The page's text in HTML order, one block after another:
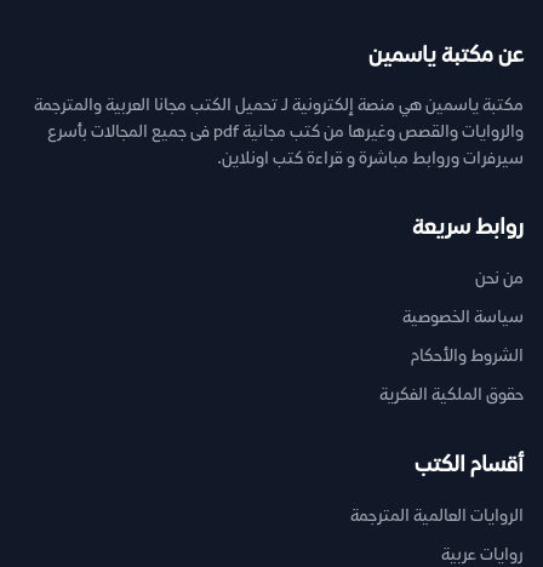
عن مكتبة ياسمين
مكتبة ياسمين هي منصة إلكترونية لـ تحميل الكتب مجانا العربية والمترجمة
والروايات والقصص وغيرها من كتب مجانية pdf فى جميع المجالات بأسرع
سيرفرات وروابط مباشرة و قراءة كتب اونلاين.
روابط سريعة
من نحن
سياسة الخصوصية
الشروط والأحكام
حقوق الملكية الفكرية
أقسام الكتب
الروايات العالمية المترجمة
روايات عربية